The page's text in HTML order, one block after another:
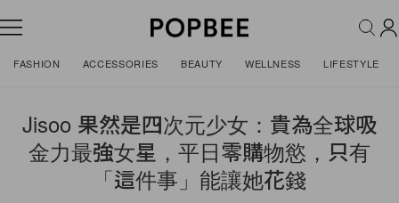
FASHION ACCESSORIES BEAUTY WELLNESS LIFESTYLE
Jisoo 果然是四次元少女：貴為全球吸
金力最強女星，平日零購物慾，只有
「這件事」能讓她花錢